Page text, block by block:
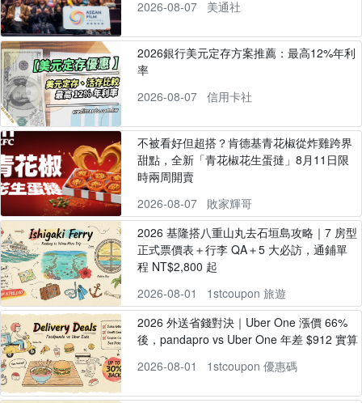
2026-08-07
美通社
2026銀行美元定存方案推薦：最高12%年利
率
2026-08-07
信用卡社
不被看好但超搭？肯德基青花椒從炸雞跨界
甜點，全新「青花椒花生蛋撻」8月11日限
時兩周開賣
2026-08-07
敗家輝哥
2026 基隆搭八重山丸去石垣島攻略｜7 房型
正式票價表＋行李 QA＋5 大必訪，通鋪單
程 NT$2,800 起
2026-08-01
1stcoupon 旅遊
2026 外送省錢對決｜Uber One 漲價 66%
後，pandapro vs Uber One 年差 $912 實算
2026-08-01
1stcoupon 優惠碼